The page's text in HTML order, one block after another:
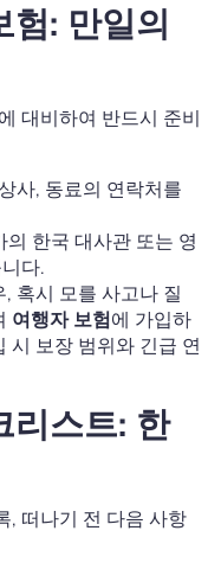
험: 만일의
대비하여 반드시 준비
사, 동료의 연락처를
의 한국 대사관 또는 영
다.
혹시 모를 사고나 질
여행자 보험에 가입하
시 보장 범위와 긴급 연
리스트: 한
, 떠나기 전 다음 사항